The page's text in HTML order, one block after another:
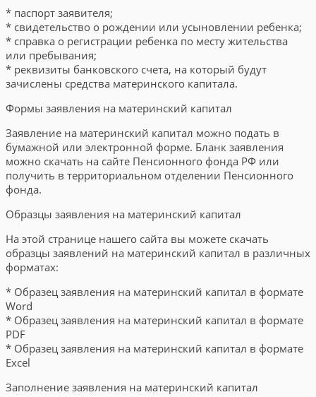
* паспорт заявителя;
* свидетельство о рождении или усыновлении ребенка;
* справка о регистрации ребенка по месту жительства
или пребывания;
* реквизиты банковского счета, на который будут
зачислены средства материнского капитала.
Формы заявления на материнский капитал
Заявление на материнский капитал можно подать в
бумажной или электронной форме. Бланк заявления
можно скачать на сайте Пенсионного фонда РФ или
получить в территориальном отделении Пенсионного
фонда.
Образцы заявления на материнский капитал
На этой странице нашего сайта вы можете скачать
образцы заявлений на материнский капитал в различных
форматах:
* Образец заявления на материнский капитал в формате
Word
* Образец заявления на материнский капитал в формате
PDF
* Образец заявления на материнский капитал в формате
Excel
Заполнение заявления на материнский капитал